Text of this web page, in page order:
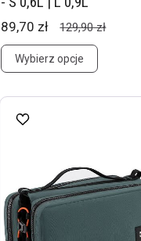
89,70 zł 129,90 zł
Wybierz opcje